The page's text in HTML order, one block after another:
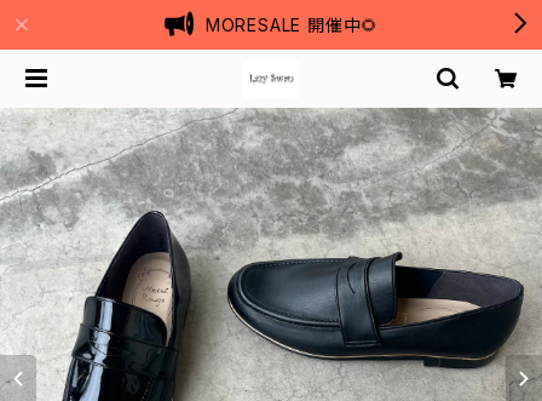
MORESALE 開催中🌻